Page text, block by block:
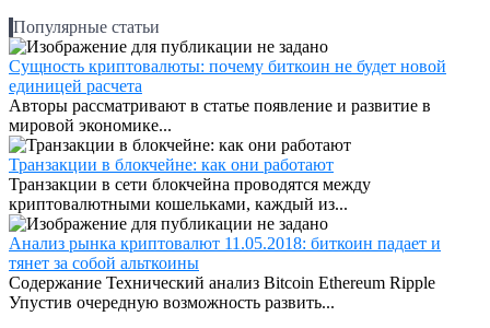
Популярные статьи
Сущность криптовалюты: почему биткоин не будет новой
единицей расчета
Авторы рассматривают в статье появление и развитие в
мировой экономике...
Транзакции в блокчейне: как они работают
Транзакции в сети блокчейна проводятся между
криптовалютными кошельками, каждый из...
Анализ рынка криптовалют 11.05.2018: биткоин падает и
тянет за собой альткоины
Содержание Технический анализ Bitcoin Ethereum Ripple
Упустив очередную возможность развить...